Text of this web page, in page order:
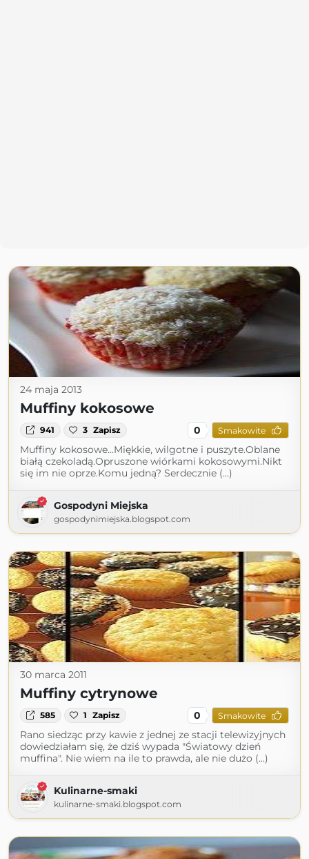
24 maja 2013
Muffiny kokosowe
941 3 Zapisz 0 Smakowite
Muffiny kokosowe...Miękkie, wilgotne i puszyte.Oblane
białą czekoladą.Opruszone wiórkami kokosowymi.Nikt
się im nie oprze.Komu jedną? Serdecznie (...)
Gospodyni Miejska
gospodynimiejska.blogspot.com
30 marca 2011
Muffiny cytrynowe
585 1 Zapisz 0 Smakowite
Rano siedząc przy kawie z jednej ze stacji telewizyjnych
dowiedziałam się, że dziś wypada "Światowy dzień
muffina". Nie wiem na ile to prawda, ale nie dużo (...)
Kulinarne-smaki
kulinarne-smaki.blogspot.com